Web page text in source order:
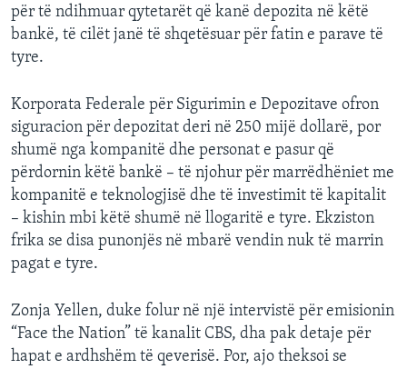
për të ndihmuar qytetarët që kanë depozita në këtë
bankë, të cilët janë të shqetësuar për fatin e parave të
tyre.
Korporata Federale për Sigurimin e Depozitave ofron
siguracion për depozitat deri në 250 mijë dollarë, por
shumë nga kompanitë dhe personat e pasur që
përdornin këtë bankë – të njohur për marrëdhëniet me
kompanitë e teknologjisë dhe të investimit të kapitalit
– kishin mbi këtë shumë në llogaritë e tyre. Ekziston
frika se disa punonjës në mbarë vendin nuk të marrin
pagat e tyre.
Zonja Yellen, duke folur në një intervistë për emisionin
“Face the Nation” të kanalit CBS, dha pak detaje për
hapat e ardhshëm të qeverisë. Por, ajo theksoi se